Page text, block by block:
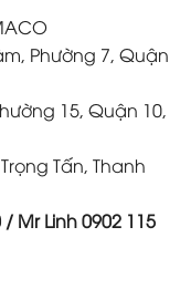
Phường 7, Quận
15, Quận 10,
Tấn, Thanh
Mr Linh 0902 115